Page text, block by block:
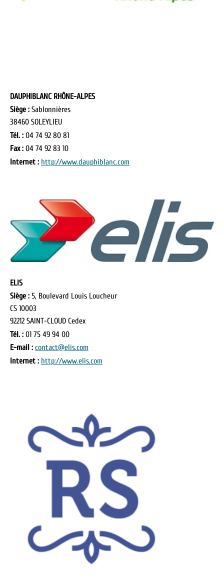
DAUPHIBLANC RHÔNE-ALPES
Siège : Sablonnières
38460 SOLEYLIEU
Tél. : 04 74 92 80 81
Fax : 04 74 92 83 10
Internet : http://www.dauphiblanc.com
ELIS
Siège : 5, Boulevard Louis Loucheur
CS 10003
92212 SAINT-CLOUD Cedex
Tél. : 01 75 49 94 00
E-mail : contact@elis.com
Internet : http://www.elis.com